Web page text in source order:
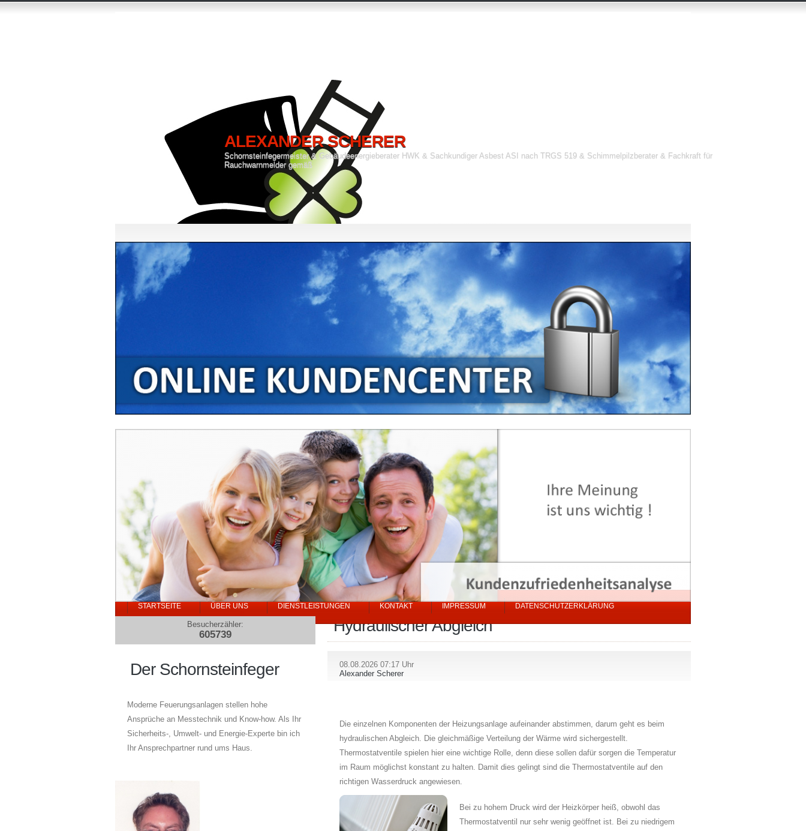
ALEXANDER SCHERER
Schornsteinfegermeister & Gebäudeenergieberater HWK & Sachkundiger Asbest ASI nach TRGS 519 & Schimmelpilzberater & Fachkraft für
Rauchwarnmelder gemäß
STARTSEITE ÜBER UNS DIENSTLEISTUNGEN KONTAKT IMPRESSUM DATENSCHUTZERKLÄRUNG
Hydraulischer Abgleich
08.08.2026 07:17 Uhr
Alexander Scherer
Die einzelnen Komponenten der Heizungsanlage aufeinander abstimmen, darum geht es beim
hydraulischen Abgleich. Die gleichmäßige Verteilung der Wärme wird sichergestellt.
Thermostatventile spielen hier eine wichtige Rolle, denn diese sollen dafür sorgen die Temperatur
im Raum möglichst konstant zu halten. Damit dies gelingt sind die Thermostatventile auf den
richtigen Wasserdruck angewiesen.
Bei zu hohem Druck wird der Heizkörper heiß, obwohl das
Thermostatventil nur sehr wenig geöffnet ist. Bei zu niedrigem
Besucherzähler:
605739
Der Schornsteinfeger
Moderne Feuerungsanlagen stellen hohe
Ansprüche an Messtechnik und Know-how. Als Ihr
Sicherheits-, Umwelt- und Energie-Experte bin ich
Ihr Ansprechpartner rund ums Haus.